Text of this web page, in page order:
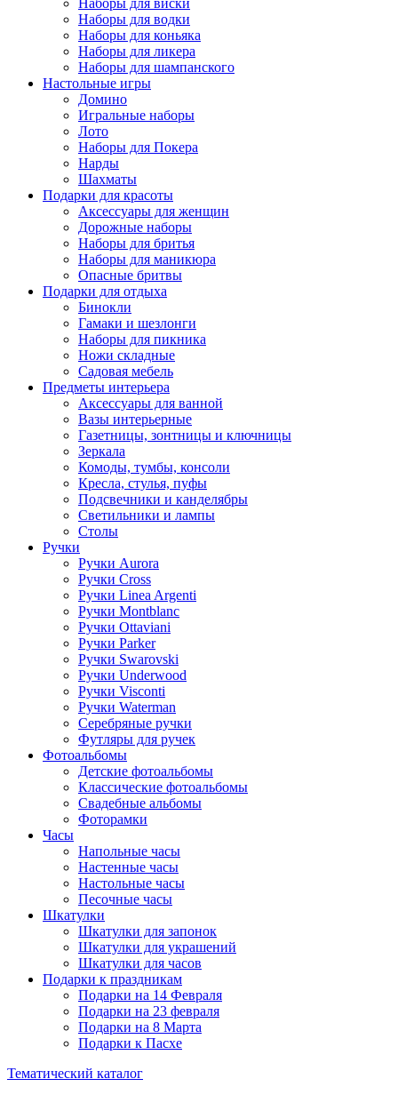
Наборы для виски
Наборы для водки
Наборы для коньяка
Наборы для ликера
Наборы для шампанского
Настольные игры
Домино
Игральные наборы
Лото
Наборы для Покера
Нарды
Шахматы
Подарки для красоты
Аксессуары для женщин
Дорожные наборы
Наборы для бритья
Наборы для маникюра
Опасные бритвы
Подарки для отдыха
Бинокли
Гамаки и шезлонги
Наборы для пикника
Ножи складные
Садовая мебель
Предметы интерьера
Аксессуары для ванной
Вазы интерьерные
Газетницы, зонтницы и ключницы
Зеркала
Комоды, тумбы, консоли
Кресла, стулья, пуфы
Подсвечники и канделябры
Светильники и лампы
Столы
Ручки
Ручки Aurora
Ручки Cross
Ручки Linea Argenti
Ручки Montblanc
Ручки Ottaviani
Ручки Parker
Ручки Swarovski
Ручки Underwood
Ручки Visconti
Ручки Waterman
Серебряные ручки
Футляры для ручек
Фотоальбомы
Детские фотоальбомы
Классические фотоальбомы
Свадебные альбомы
Фоторамки
Часы
Напольные часы
Настенные часы
Настольные часы
Песочные часы
Шкатулки
Шкатулки для запонок
Шкатулки для украшений
Шкатулки для часов
Подарки к праздникам
Подарки на 14 Февраля
Подарки на 23 февраля
Подарки на 8 Марта
Подарки к Пасхе
Тематический каталог